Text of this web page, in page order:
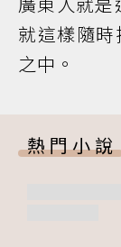
就這樣隨
之中。
熱門小說